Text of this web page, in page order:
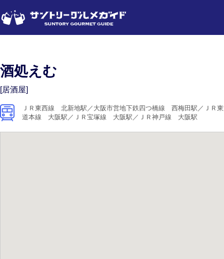
酒処えむ
[居酒屋]
ＪＲ東西線 北新地駅／大阪市営地下鉄四つ橋線 西梅田駅／ＪＲ
道本線 大阪駅／ＪＲ宝塚線 大阪駅／ＪＲ神戸線 大阪駅